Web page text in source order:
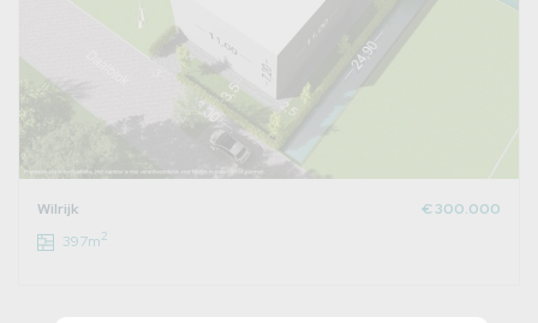
Wilrijk
€ 300.000
397m2